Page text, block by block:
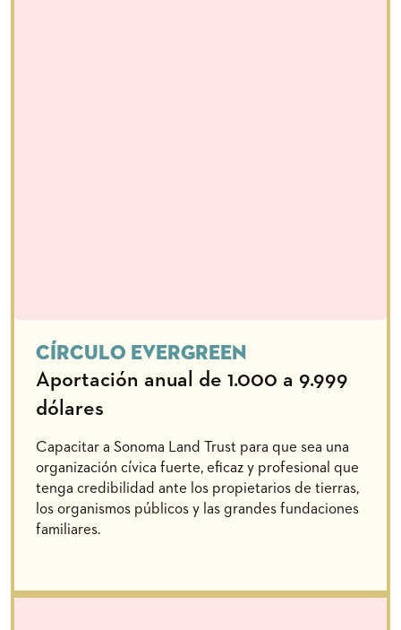
Círculo Evergreen
Aportación anual de 1.000 a 9.999
dólares
Capacitar a Sonoma Land Trust para que sea una
organización cívica fuerte, eficaz y profesional que
tenga credibilidad ante los propietarios de tierras,
los organismos públicos y las grandes fundaciones
familiares.